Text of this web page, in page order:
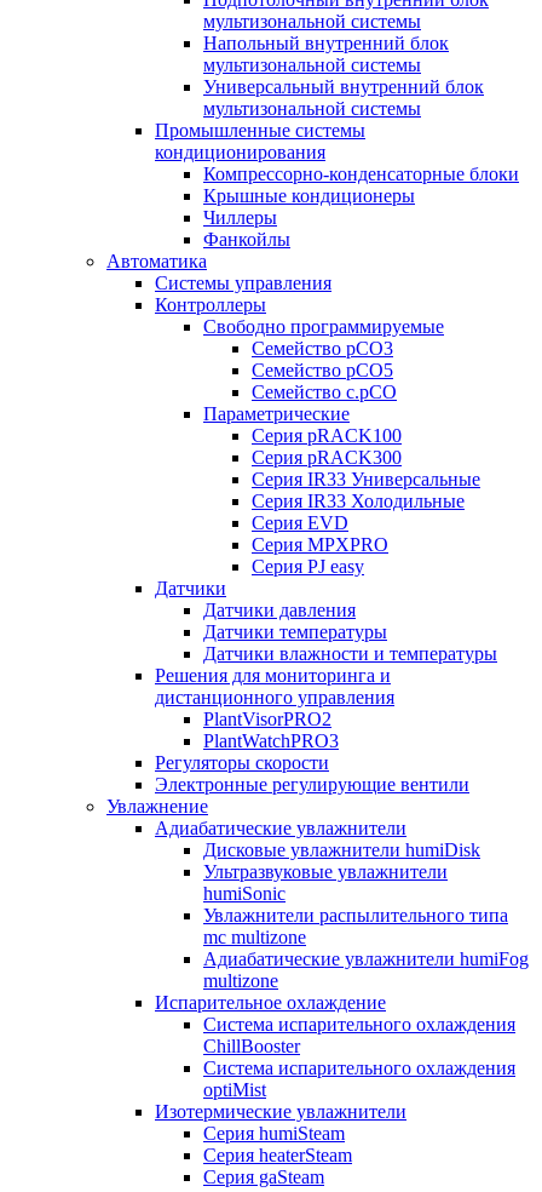
мультизональной системы
Напольный внутренний блок
мультизональной системы
Универсальный внутренний блок
мультизональной системы
Промышленные системы
кондиционирования
Компрессорно-конденсаторные блоки
Крышные кондиционеры
Чиллеры
Фанкойлы
Автоматика
Системы управления
Контроллеры
Свободно программируемые
Семейство pCO3
Семейство pCO5
Семейство c.pCO
Параметрические
Серия pRACK100
Серия pRACK300
Серия IR33 Универсальные
Серия IR33 Холодильные
Серия EVD
Серия MPXPRO
Серия PJ easy
Датчики
Датчики давления
Датчики температуры
Датчики влажности и температуры
Решения для мониторинга и
дистанционного управления
PlantVisorPRO2
PlantWatchPRO3
Регуляторы скорости
Электронные регулирующие вентили
Увлажнение
Адиабатические увлажнители
Дисковые увлажнители humiDisk
Ультразвуковые увлажнители
humiSonic
Увлажнители распылительного типа
mc multizone
Адиабатические увлажнители humiFog
multizone
Испарительное охлаждение
Система испарительного охлаждения
ChillBooster
Система испарительного охлаждения
optiMist
Изотермические увлажнители
Серия humiSteam
Серия heaterSteam
Серия gaSteam